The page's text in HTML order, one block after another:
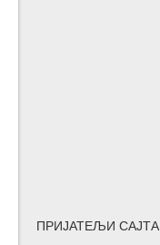
ПРИЈАТЕЉИ САЈТА